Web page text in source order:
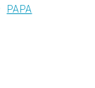
PAPA